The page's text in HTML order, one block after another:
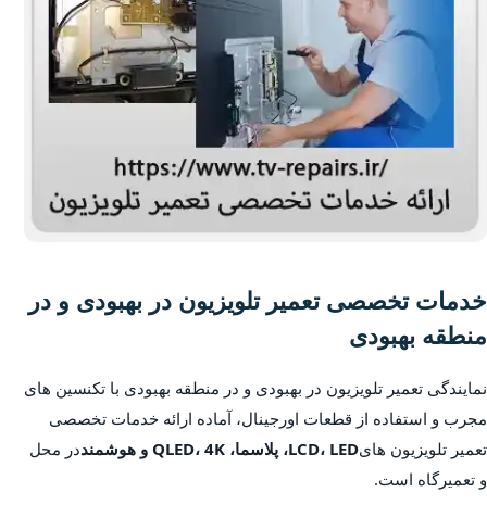
خدمات تخصصی تعمیر تلویزیون در بهبودی و در
منطقه بهبودی
نمایندگی تعمیر تلویزیون در بهبودی و در منطقه بهبودی با تکنسین های
مجرب و استفاده از قطعات اورجینال، آماده ارائه خدمات تخصصی
تعمیر تلویزیون هایLCD، LED، پلاسما، QLED، 4K و هوشمند
در محل
و تعمیرگاه است.